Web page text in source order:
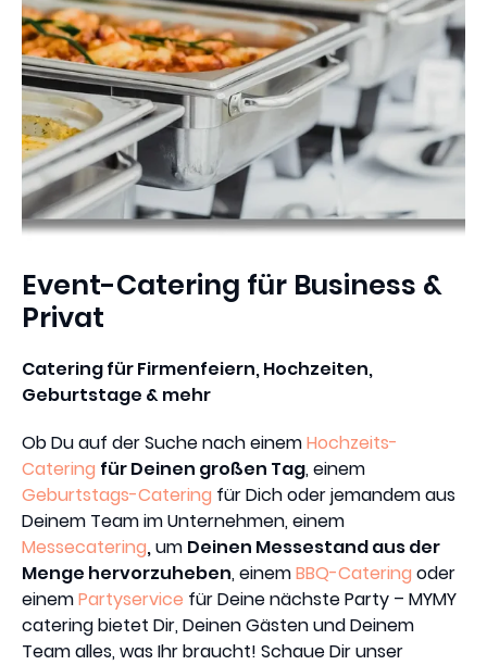
Event-Catering für Business &
Privat
Catering für Firmenfeiern, Hochzeiten,
Geburtstage & mehr
Ob Du auf der Suche nach einemHochzeits-
Catering für Deinen großen Tag, einem
Geburtstags-Catering für Dich oder jemandem aus
Deinem Team im Unternehmen, einem
Messecatering,um Deinen Messestand aus der
Menge hervorzuheben, einemBBQ-Catering oder
einemPartyservice für Deine nächste Party – MYMY
catering bietet Dir, Deinen Gästen und Deinem
Team alles, was Ihr braucht! Schaue Dir unser